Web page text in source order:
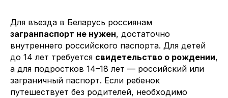
Для въезда в Беларусь россиянам
загранпаспорт не нужен, достаточно
внутреннего российского паспорта. Для детей
до 14 лет требуется свидетельство о рождении,
а для подростков 14–18 лет — российский или
заграничный паспорт. Если ребенок
путешествует без родителей, необходимо